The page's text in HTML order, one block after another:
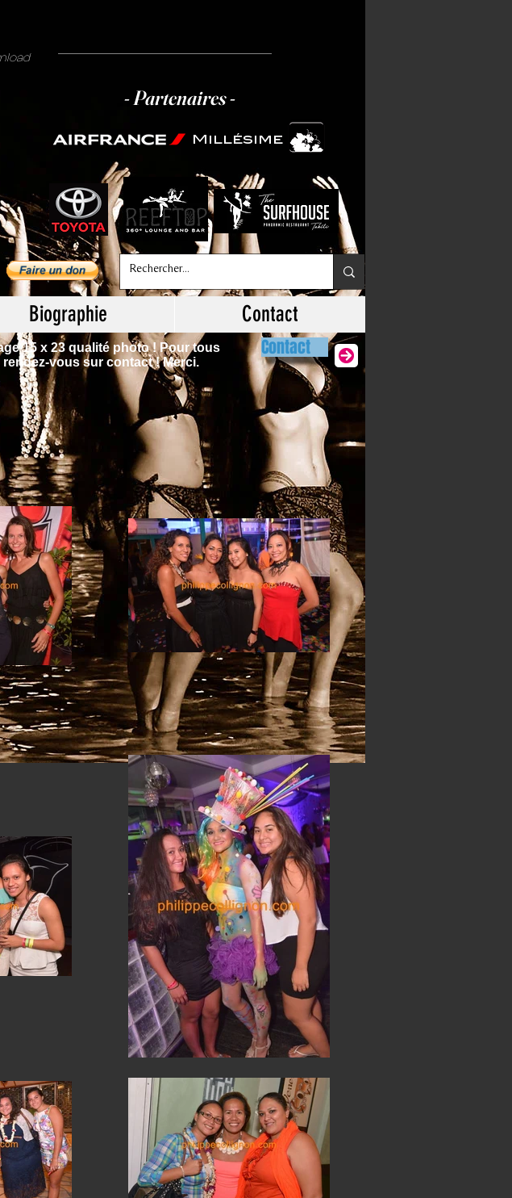
- Partenaires -
Millésime
Biographie Contact
15 x 23 qualité photo ! Pour tous
vous sur contact ! Merci.
Contact